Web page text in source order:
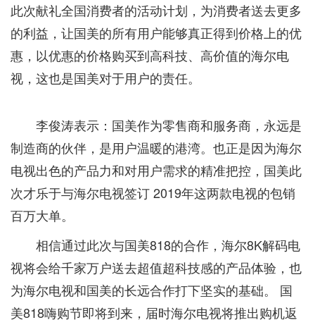
此次献礼全国消费者的活动计划，为消费者送去更多
的利益，让国美的所有用户能够真正得到价格上的优
惠，以优惠的价格购买到高科技、高价值的海尔电
视，这也是国美对于用户的责任。
李俊涛表示：国美作为零售商和服务商，永远是
制造商的伙伴，是用户温暖的港湾。也正是因为海尔
电视出色的产品力和对用户需求的精准把控，国美此
次才乐于与海尔电视签订 2019年这两款电视的包销
百万大单。
相信通过此次与国美818的合作，海尔8K解码电
视将会给千家万户送去超值超科技感的产品体验，也
为海尔电视和国美的长远合作打下坚实的基础。 国
美818嗨购节即将到来，届时海尔电视将推出购机返